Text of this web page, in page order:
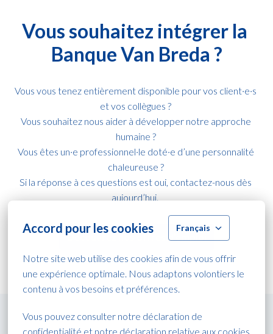
Accord pour les cookies Français
Notre site web utilise des cookies afin de vous offrir
une expérience optimale. Nous adaptons volontiers le
contenu à vos besoins et préférences.
Vous pouvez consulter notre déclaration de
confidentialité et notre déclaration relative aux cookies
Vous souhaitez intégrer la
Banque Van Breda ?
Vous vous tenez entièrement disponible pour vos client·e·s
et vos collègues ?
Vous souhaitez nous aider à développer notre approche
humaine ?
Vous êtes un·e professionnel·le doté·e d’une personnalité
chaleureuse ?
Si la réponse à ces questions est oui, contactez-nous dès
aujourd’hui.
Découvrez nos offres d’emploi